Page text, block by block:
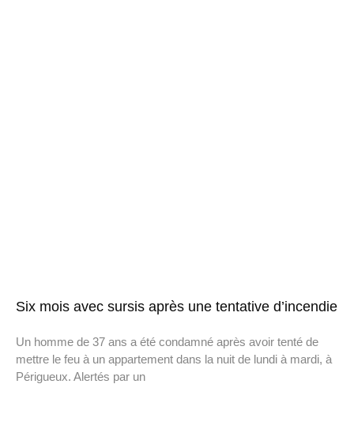
Six mois avec sursis après une tentative d’incendie
Un homme de 37 ans a été condamné après avoir tenté de
mettre le feu à un appartement dans la nuit de lundi à mardi, à
Périgueux. Alertés par un